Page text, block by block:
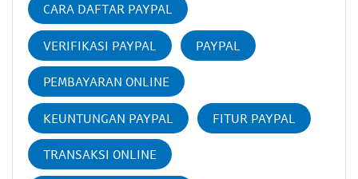
CARA DAFTAR PAYPAL
VERIFIKASI PAYPAL PAYPAL
PEMBAYARAN ONLINE
KEUNTUNGAN PAYPAL FITUR PAYPAL
TRANSAKSI ONLINE